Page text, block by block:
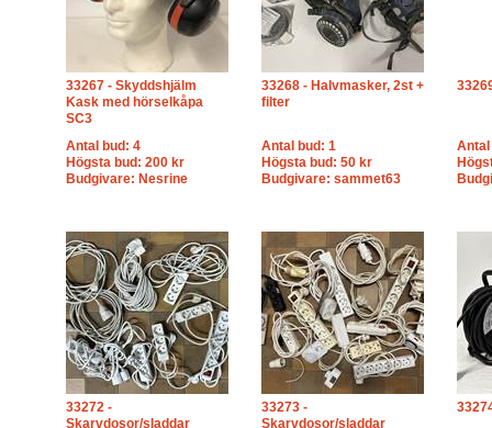
33267 - Skyddshjälm
Kask med hörselkåpa
SC3
Antal bud: 4
Högsta bud: 200 kr
Budgivare: Nesrine
33268 - Halvmasker, 2st +
filter
Antal bud: 1
Högsta bud: 50 kr
Budgivare: sammet63
Antal
33272 -
Skarvdosor/sladdar
33273 -
Skarvdosor/sladdar